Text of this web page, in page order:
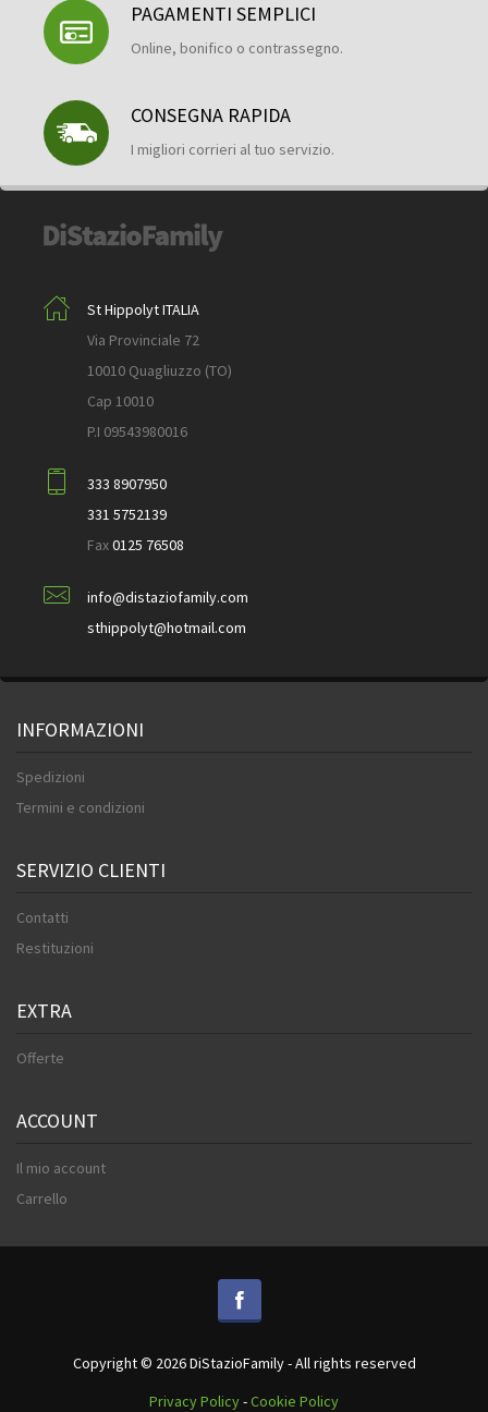
PAGAMENTI SEMPLICI
Online, bonifico o contrassegno.
CONSEGNA RAPIDA
I migliori corrieri al tuo servizio.
St Hippolyt ITALIA
Via Provinciale 72
10010 Quagliuzzo (TO)
Cap 10010
P.I 09543980016
333 8907950
331 5752139
Fax0125 76508
info@distaziofamily.com
sthippolyt@hotmail.com
INFORMAZIONI
Spedizioni
Termini e condizioni
SERVIZIO CLIENTI
Contatti
Restituzioni
EXTRA
Offerte
ACCOUNT
Il mio account
Carrello
Copyright © 2026 DiStazioFamily - All rights reserved
Privacy Policy-Cookie Policy